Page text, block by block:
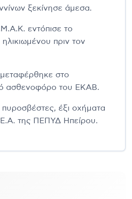
ξεκίνησε άμεσα.
εντόπισε το
πριν τον
στο
ασθενοφόρο του ΕΚΑΒ.
πυροσβέστες, έξι οχήματα
της ΠΕΠΥΔ Ηπείρου.